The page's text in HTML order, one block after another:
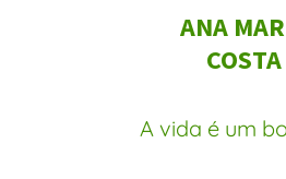
ANA
COSTA
A vida é um